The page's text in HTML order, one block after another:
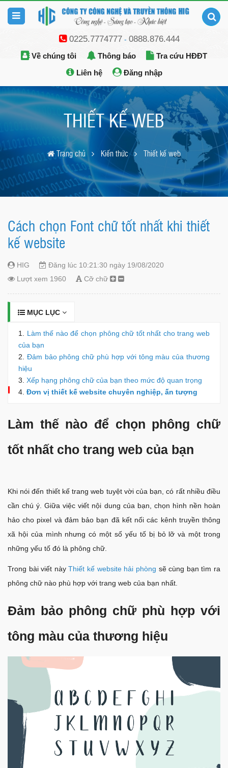
0225.7774777- 0888.876.444
Về chúng tôi Thông báo
Tra cứu HĐĐT
Liên hệ
Đăng nhập
THIẾT KẾ WEB
Trang chủ Kiến thức Thiết kế web
Cách chọn Font chữ tốt nhất khi thiết
kế website
HIG
Đăng lúc 10:21:30 ngày 19/08/2020
Lượt xem 1960
Cỡ chữ
MỤC LỤC
Làm thế nào để chọn phông chữ tốt nhất cho trang web
của bạn
Đảm bảo phông chữ phù hợp với tông màu của thương
hiệu
Xếp hạng phông chữ của bạn theo mức độ quan trọng
Đơn vị thiết kế website chuyên nghiệp, ấn tượng
Làm thế nào để chọn phông chữ
tốt nhất cho trang web của bạn
Khi nói đến thiết kế trang web tuyệt vời của bạn, có rất nhiều điều
cần chú ý. Giữa việc viết nội dung của bạn, chọn hình nền hoàn
hảo cho pixel và đảm bảo bạn đã kết nối các kênh truyền thông
xã hội của mình nhưng có một số yếu tố bị bỏ lỡ và một trong
những yếu tố đó là phông chữ.
Trong bài viết nàyThiết kế website hải phòng sẽ cùng bạn tìm ra
phông chữ nào phù hợp với trang web của bạn nhất.
Đảm bảo phông chữ phù hợp với
tông màu của thương hiệu